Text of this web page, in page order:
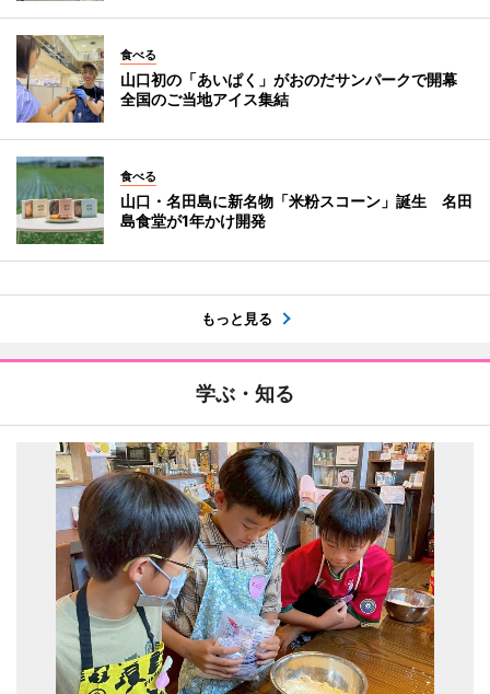
食べる
山口初の「あいぱく」がおのだサンパークで開幕
全国のご当地アイス集結
食べる
山口・名田島に新名物「米粉スコーン」誕生 名田
島食堂が1年かけ開発
もっと見る
学ぶ・知る